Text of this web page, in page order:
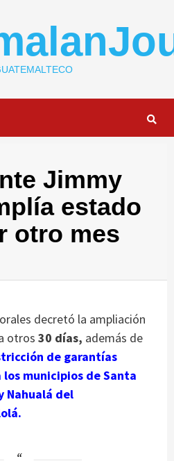
Jimmy
estado
otro mes
decretó la ampliación
otros 30 días, además de
de garantías
municipios de Santa
Nahualá del